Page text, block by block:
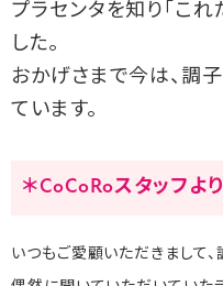
プラセンタを知り「これ
した。
おかげさまで今は、調
ています。
＊CoCoRoスタッフよ
いつもご愛顧いただきまして、